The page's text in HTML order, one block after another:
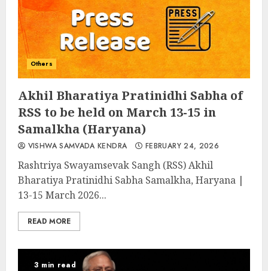
Others
Akhil Bharatiya Pratinidhi Sabha of
RSS to be held on March 13-15 in
Samalkha (Haryana)
VISHWA SAMVADA KENDRA FEBRUARY 24, 2026
Rashtriya Swayamsevak Sangh (RSS) Akhil
Bharatiya Pratinidhi Sabha Samalkha, Haryana |
13-15 March 2026...
READ MORE
3 min read